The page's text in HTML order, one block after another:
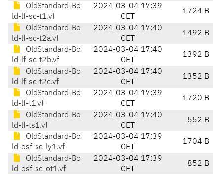
OldStandard-Bo
ld-lf-sc-t1.vf
2024-03-04 17:39
CET
1724 B
OldStandard-Bo
ld-lf-sc-t2a.vf
2024-03-04 17:40
CET
1492 B
OldStandard-Bo
ld-lf-sc-t2b.vf
2024-03-04 17:40
CET
1392 B
OldStandard-Bo
ld-lf-sc-t2c.vf
2024-03-04 17:40
CET
1352 B
OldStandard-Bo
ld-lf-t1.vf
2024-03-04 17:39
CET
1720 B
OldStandard-Bo
ld-lf-ts1.vf
2024-03-04 17:40
CET
552 B
OldStandard-Bo
ld-osf-sc-ly1.vf
2024-03-04 17:39
CET
1704 B
OldStandard-Bo
ld-osf-sc-ot1.vf
2024-03-04 17:39
CET
852 B